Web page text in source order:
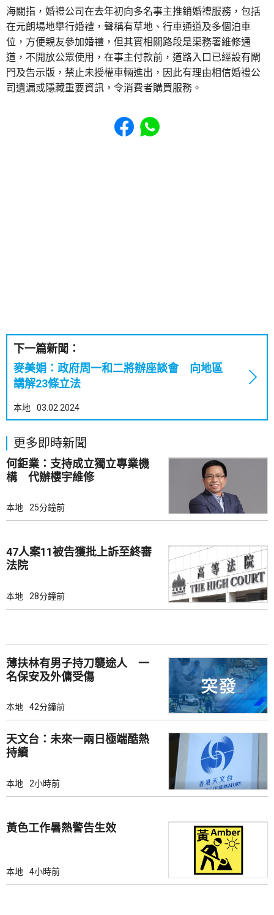
海關指，婚禮公司在去年初向多名事主推銷婚禮服務，包括
在元朗場地舉行婚禮，聲稱有草地、行車通道及多個泊車
位，方便親友參加婚禮，但其實相關路段是渠務署維修通
道，不開放公眾使用，在事主付款前，道路入口已經設有閘
門及告示版，禁止未授權車輛進出，因此有理由相信婚禮公
司遺漏或隱藏重要資訊，令消費者購買服務。
Share to Facebook
Share to WhatsApp
下一篇新聞：
麥美娟：政府周一和二將辦座談會 向地區
講解23條立法
本地 03.02.2024
更多即時新聞
何鉅業：支持成立獨立專業機
構 代辦樓宇維修
本地 25分鐘前
47人案11被告獲批上訴至終審
法院
本地 28分鐘前
薄扶林有男子持刀襲途人 一
名保安及外傭受傷
本地 42分鐘前
天文台：未來一兩日極端酷熱
持續
本地 2小時前
黃色工作暑熱警告生效
本地 4小時前